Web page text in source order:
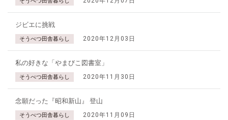
ジビエに挑戦
そうべつ田舎暮らし 2020年12月03日
私の好きな「やまびこ図書室」
そうべつ田舎暮らし 2020年11月30日
念願だった『昭和新山』 登山
そうべつ田舎暮らし 2020年11月09日